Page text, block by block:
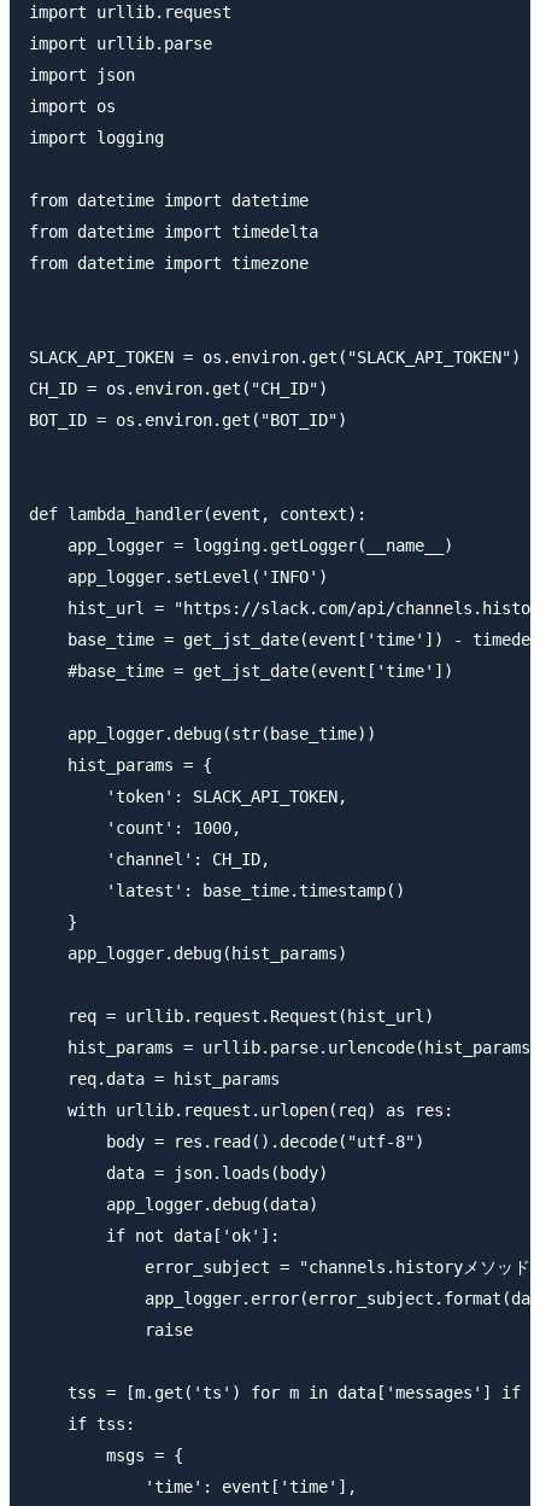
import urllib.request
import urllib.parse
import json
import os
import logging
from datetime import datetime
from datetime import timedelta
from datetime import timezone
SLACK_API_TOKEN = os.environ.get("SLACK_API_TOKEN")
CH_ID = os.environ.get("CH_ID")
BOT_ID = os.environ.get("BOT_ID")
def lambda_handler(event, context):
    app_logger = logging.getLogger(__name__)
    app_logger.setLevel('INFO')
hist_url = "https://slack.com/api/
base_time = get_jst_date(event['time']) -
    #base_time = get_jst_date(event['time'])
    app_logger.debug(str(base_time))
    hist_params = {
        'token': SLACK_API_TOKEN,
        'count': 1000,
        'channel': CH_ID,
        'latest': base_time.timestamp()
    }
    app_logger.debug(hist_params)
    req = urllib.request.Request(hist_url)
hist_params =
    req.data = hist_params
    with urllib.request.urlopen(req) as res:
        body = res.read().decode("utf-8")
        data = json.loads(body)
        app_logger.debug(data)
        if not data['ok']:
error_subject = "channels.historyメソッド
            raise
tss = [m.get('ts') for m in data['messages'] if
    if tss:
        msgs = {
            'time': event['time'],